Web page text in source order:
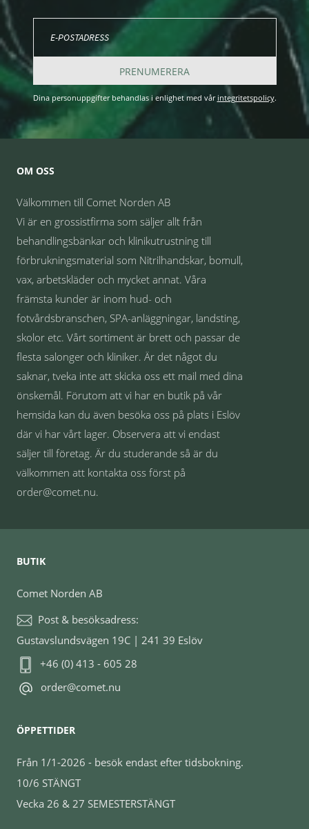
PRENUMERERA
Dina personuppgifter behandlas i enlighet med vår integritetspolicy.
OM OSS
Välkommen till Comet Norden AB
Vi är en grossistfirma som säljer allt från
behandlingsbänkar och klinikutrustning till
förbrukningsmaterial som Nitrilhandskar, bomull,
vax, arbetskläder och mycket annat. Våra
främsta kunder är inom hud- och
fotvårdsbranschen, SPA-anläggningar, landsting,
skolor etc. Vårt sortiment är brett och passar de
flesta salonger och kliniker. Är det något du
saknar, tveka inte att skicka oss ett mail med dina
önskemål. Förutom att vi har en butik på vår
hemsida kan du även besöka oss på plats i Eslöv
där vi har vårt lager. Observera att vi endast
säljer till företag. Är du studerande så är du
välkommen att kontakta oss först på
order@comet.nu.
BUTIK
Comet Norden AB
Post & besöksadress:
Gustavslundsvägen 19C | 241 39 Eslöv
+46 (0) 413 - 605 28
order@comet.nu
ÖPPETTIDER
Från 1/1-2026 - besök endast efter tidsbokning.
10/6 STÄNGT
Vecka 26 & 27 SEMESTERSTÄNGT